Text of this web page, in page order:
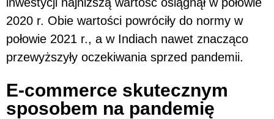
2020 r. Obie wartości powróciły do normy w
połowie 2021 r., a w Indiach nawet znacząco
przewyższyły oczekiwania sprzed pandemii.
E-commerce skutecznym
sposobem na pandemię